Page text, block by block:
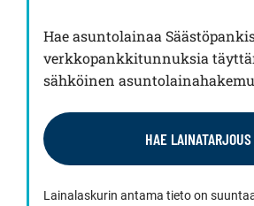
Hae asuntolainaa
verkkopankkitunnuksia
sähköinen
HAE LAINATARJOUS
Lainalaskurin antama tieto on